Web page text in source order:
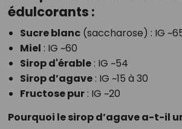
édulcorants :
Sucre blanc(saccharose) : IG
Miel : IG ~60
Sirop d'érable: IG ~54
Sirop d’agave: IG ~15 à 30
Fructose pur: IG ~20
Pourquoi le sirop d’agave a-t-il